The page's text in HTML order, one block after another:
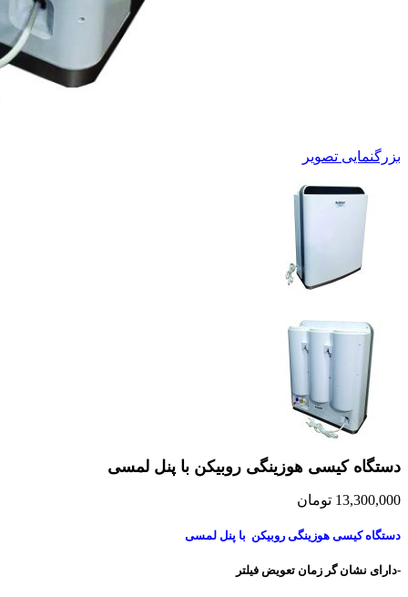
بزرگنمایی تصویر
دستگاه کیسی هوزینگی روبیکن با پنل لمسی
13,300,000 تومان
دستگاه کیسی هوزینگی روبیکن با پنل لمسی
-دارای نشان گر زمان تعویض فیلتر